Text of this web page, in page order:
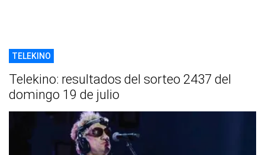
TELEKINO
Telekino: resultados del sorteo 2437 del
domingo 19 de julio